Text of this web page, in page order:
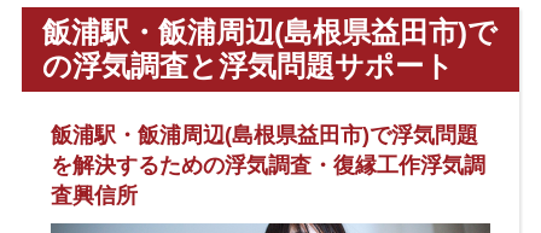
飯浦駅・飯浦周辺(島根県益田市)で
の浮気調査と浮気問題サポート
飯浦駅・飯浦周辺(島根県益田市)で浮気問題
を解決するための浮気調査・復縁工作浮気調
査興信所